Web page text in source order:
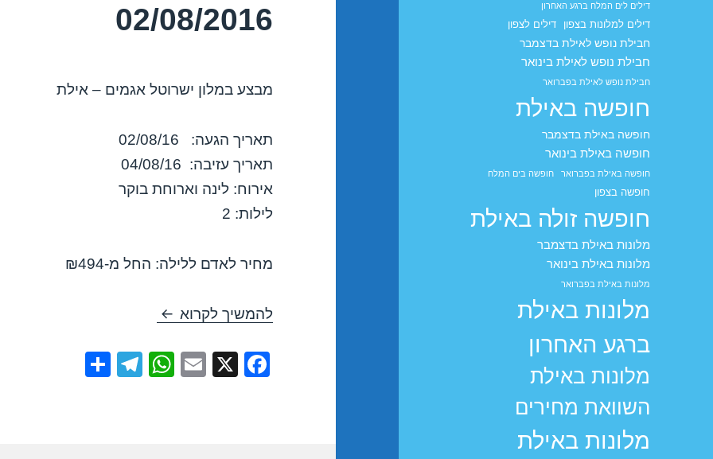
דילים לים המלח ברגע האחרון
דילים למלונות בצפון דילים לצפון
חבילת נופש לאילת בדצמבר
חבילת נופש לאילת בינואר
חבילת נופש לאילת בפברואר
חופשה באילת
חופשה באילת בדצמבר
חופשה באילת בינואר
חופשה באילת בפברואר חופשה בים המלח
חופשה בצפון
חופשה זולה באילת
מלונות באילת בדצמבר
מלונות באילת בינואר
מלונות באילת בפברואר
מלונות באילת
ברגע האחרון
מלונות באילת
השוואת מחירים
מלונות באילת
02/08/2016
מבצע במלון ישרוטל אגמים – אילת
תאריך הגעה: 02/08/16
תאריך עזיבה: 04/08/16
אירוח: לינה וארוחת בוקר
לילות: 2
מחיר לאדם ללילה: החל מ-₪494
להמשיך לקרוא מבצע במלון ישרוטל אגמים – אילת
F
X
E
W
T